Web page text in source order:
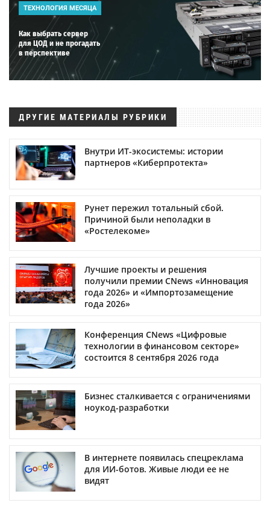
ТЕХНОЛОГИЯ МЕСЯЦА
Как выбрать сервер
для ЦОД и не прогадать
в перспективе
ДРУГИЕ МАТЕРИАЛЫ РУБРИКИ
Внутри ИТ-экосистемы: истории
партнеров «Киберпротекта»
Рунет пережил тотальный сбой.
Причиной были неполадки в
«Ростелекоме»
Лучшие проекты и решения
получили премии CNews «Инновация
года 2026» и «Импортозамещение
года 2026»
Конференция CNews «Цифровые
технологии в финансовом секторе»
состоится 8 сентября 2026 года
Бизнес сталкивается с ограничениями
ноукод-разработки
В интернете появилась спецреклама
для ИИ-ботов. Живые люди ее не
видят